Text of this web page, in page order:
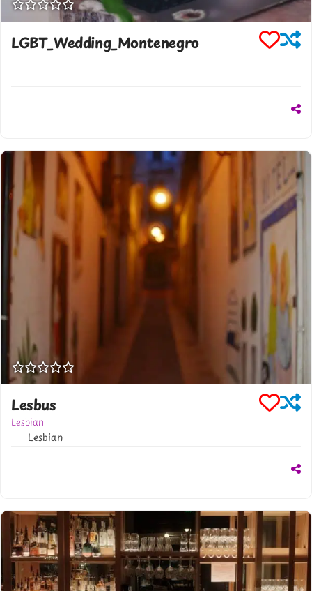
LGBT_Wedding_Montenegro
Lesbus
Lesbian
Lesbian